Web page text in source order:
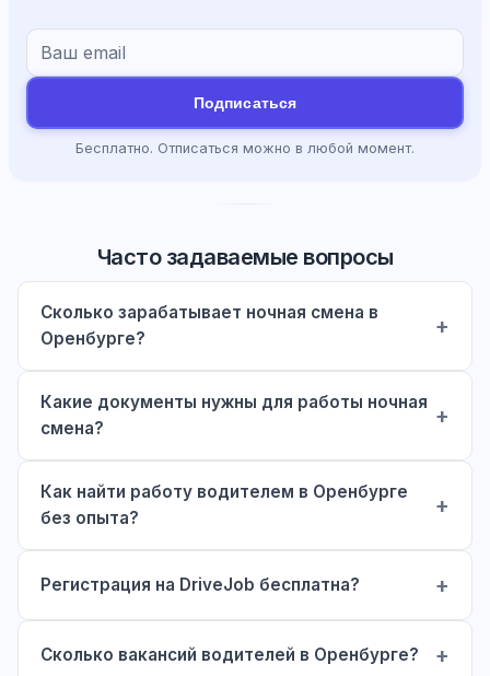
Подписаться
Бесплатно. Отписаться можно в любой момент.
Часто задаваемые вопросы
Сколько зарабатывает ночная смена в
Оренбурге?
Какие документы нужны для работы ночная
смена?
Как найти работу водителем в Оренбурге
без опыта?
Регистрация на DriveJob бесплатна?
Сколько вакансий водителей в Оренбурге?